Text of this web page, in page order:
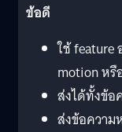
ข้อดี
ใช้ feature
motion หรื
ส่งได้ทั้งข้อ
ส่งข้อความ